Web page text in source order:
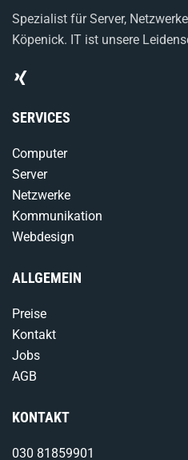
Spezialist für Server,
Köpenick. IT ist unsere
SERVICES
Computer
Server
Netzwerke
Kommunikation
Webdesign
ALLGEMEIN
Preise
Kontakt
Jobs
AGB
KONTAKT
030 81859901